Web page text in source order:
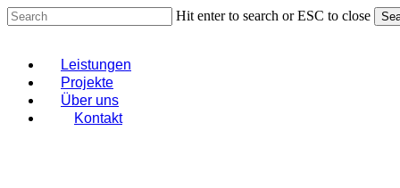
Skip
to
content
Hit enter to search or ESC to close
Menu
Leistungen
Projekte
Über uns
Kontakt